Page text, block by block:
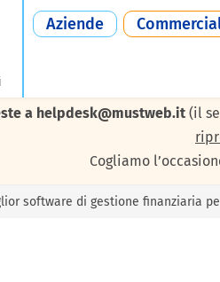
Aziende
a helpdesk@mustweb.it(il
Cogliamo
software di gestione finanziaria